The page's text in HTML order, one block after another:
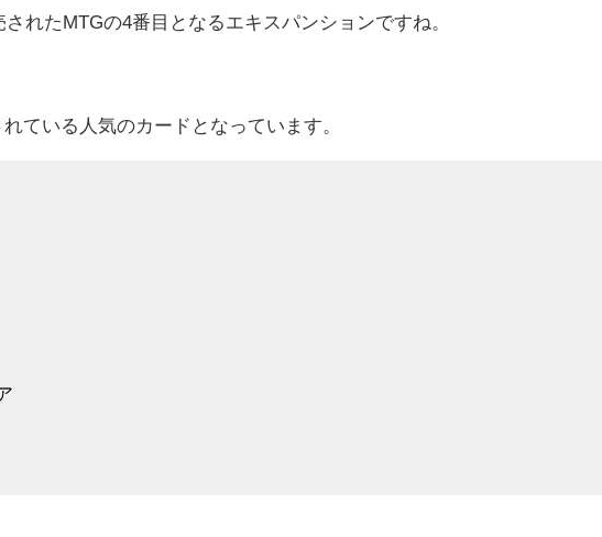
されたMTGの4番目となるエキスパンションですね。
ている人気のカードとなっています。